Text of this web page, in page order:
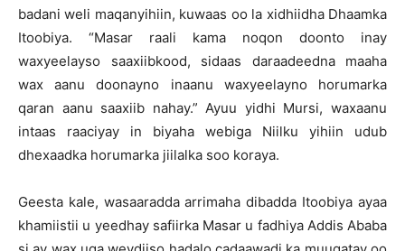
badani weli maqanyihiin, kuwaas oo la xidhiidha Dhaamka
Itoobiya. “Masar raali kama noqon doonto inay
waxyeelayso saaxiibkood, sidaas daraadeedna maaha
wax aanu doonayno inaanu waxyeelayno horumarka
qaran aanu saaxiib nahay.” Ayuu yidhi Mursi, waxaanu
intaas raaciyay in biyaha webiga Niilku yihiin udub
dhexaadka horumarka jiilalka soo koraya.
Geesta kale, wasaaradda arrimaha dibadda Itoobiya ayaa
khamiistii u yeedhay safiirka Masar u fadhiya Addis Ababa